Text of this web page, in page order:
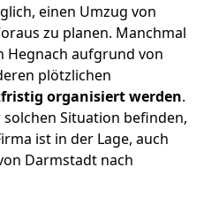
einen Umzug von
zu planen. Manchmal
Hegnach aufgrund von
plötzlichen
organisiert werden.
solchen Situation befinden,
ist in der Lage, auch
Darmstadt nach